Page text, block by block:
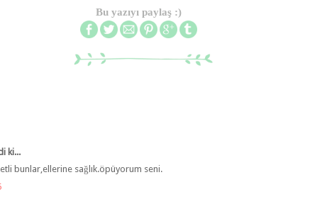
Bu yazıyı paylaş :)
ki...
bunlar,ellerine sağlık.öpüyorum seni.